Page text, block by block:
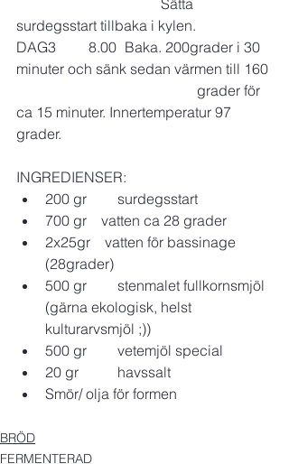
surdegsstart tillbaka i kylen.
DAG3	8.00	Baka. 200grader i 30
minuter och sänk sedan värmen till 160
ca 15 minuter. Innertemperatur 97
grader.
INGREDIENSER:
200 gr 	surdegsstart
700 gr    vatten ca 28 grader
2x25gr    vatten för bassinage
(28grader)
500 gr 	stenmalet fullkornsmjöl
(gärna ekologisk, helst
kulturarvsmjöl ;))
500 gr 	vetemjöl special
20 gr 	havssalt
Smör/ olja för formen
BRÖD
FERMENTERAD